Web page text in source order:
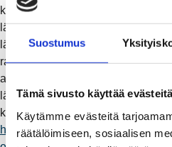
Suostumus
Tämä sivusto käyttää
Käytämme evästeitä
räätälöimiseen, sosiaalisen
kaukolämpökohde kartoitetaan
lämmönjakokeskuksen
läpiviennit tarkasti yhdessä
rakentamisessa ja asennustöissä
alihankkijoita ja kumppaneita. Työ
lämmitysmuodon vaihtaminen
kiinteistön käyttäjää, Järvenpää
https://raumanenergia.fi/